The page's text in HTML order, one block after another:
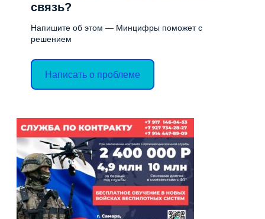
связь?
Напишите об этом — Минцифры поможет с
решением
Написать о проблеме